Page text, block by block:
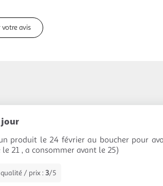
votre avis
jour
produit le 24 février au boucher pour
21 , a consommer avant le 25)
/ prix : 3/5